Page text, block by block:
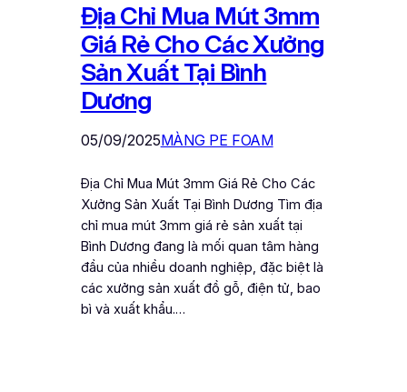
Địa Chỉ Mua Mút 3mm
Giá Rẻ Cho Các Xưởng
Sản Xuất Tại Bình
Dương
05/09/2025MÀNG PE FOAM
Địa Chỉ Mua Mút 3mm Giá Rẻ Cho Các
Xưởng Sản Xuất Tại Bình Dương Tìm địa
chỉ mua mút 3mm giá rẻ sản xuất tại
Bình Dương đang là mối quan tâm hàng
đầu của nhiều doanh nghiệp, đặc biệt là
các xưởng sản xuất đồ gỗ, điện tử, bao
bì và xuất khẩu.…